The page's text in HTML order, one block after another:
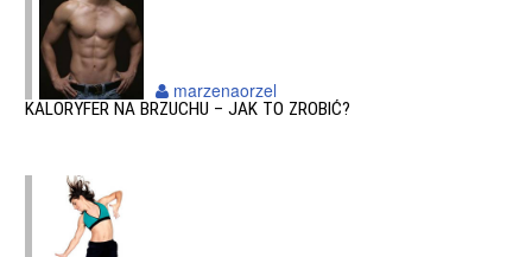
KALORYFER NA BRZUCHU – JAK TO ZROBIĆ?
marzenaorzel